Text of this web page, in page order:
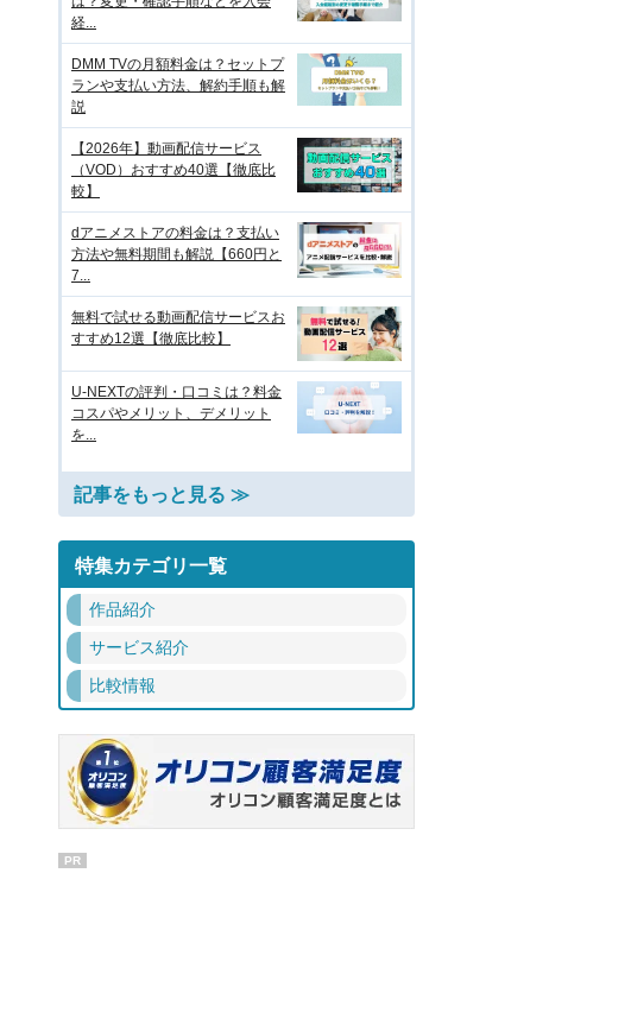
経...
DMM TVの月額料金は？セットプ
ランや支払い方法、解約手順も解
説
【2026年】動画配信サービス
（VOD）おすすめ40選【徹底比
較】
dアニメストアの料金は？支払い
方法や無料期間も解説【660円と
7...
無料で試せる動画配信サービスお
すすめ12選【徹底比較】
U-NEXTの評判・口コミは？料金
コスパやメリット、デメリット
を...
記事をもっと見る ≫
特集カテゴリ一覧
作品紹介
サービス紹介
比較情報
PR